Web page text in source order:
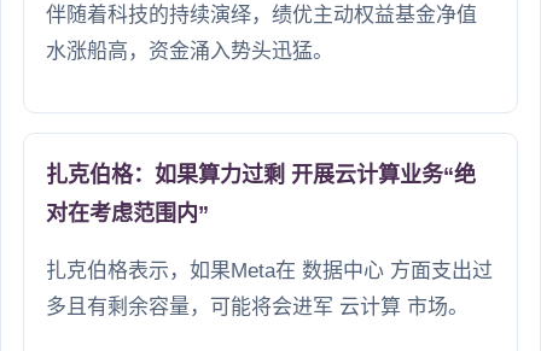
伴随着科技的持续演绎，绩优主动权益基金净值
水涨船高，资金涌入势头迅猛。
扎克伯格：如果算力过剩 开展云计算业务“绝
对在考虑范围内”
扎克伯格表示，如果Meta在 数据中心 方面支出过
多且有剩余容量，可能将会进军 云计算 市场。